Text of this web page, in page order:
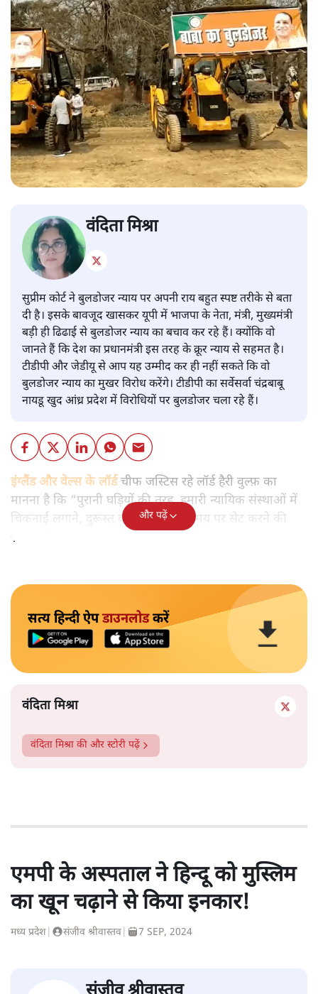
वंदिता मिश्रा
सुप्रीम कोर्ट ने बुलडोजर न्याय पर अपनी राय बहुत स्पष्ट तरीके से बता
दी है। इसके बावजूद खासकर यूपी में भाजपा के नेता, मंत्री, मुख्यमंत्री
बड़ी ही ढिढाई से बुलडोजर न्याय का बचाव कर रहे हैं। क्योंकि वो
जानते हैं कि देश का प्रधानमंत्री इस तरह के क्रूर न्याय से सहमत है।
टीडीपी और जेडीयू से आप यह उम्मीद कर ही नहीं सकते कि वो
बुलडोजर न्याय का मुखर विरोध करेंगे। टीडीपी का सर्वेसर्वा चंद्रबाबू
नायडू खुद आंध्र प्रदेश में विरोधियों पर बुलडोजर चला रहे हैं।
इंग्लैंड और वेल्स के लॉर्डचीफ जस्टिस रहे लॉर्ड हैरी वुल्फ़ का
मानना है कि “पुरानी घड़ियों की तरह, हमारी न्यायिक संस्थाओं में
चिकनाई लगाने, दुरूस्त करने और सही समय पर सेट करने की
ज़रूरत है।”
और पढ़ें
सत्य हिन्दी ऐपडाउनलोडकरें
वंदिता मिश्रा
वंदिता मिश्रा की और स्टोरी पढ़ें
एमपी के अस्पताल ने हिन्दू को मुस्लिम
का खून चढ़ाने से किया इनकार!
मध्य प्रदेश संजीव श्रीवास्तव 7 SEP, 2024